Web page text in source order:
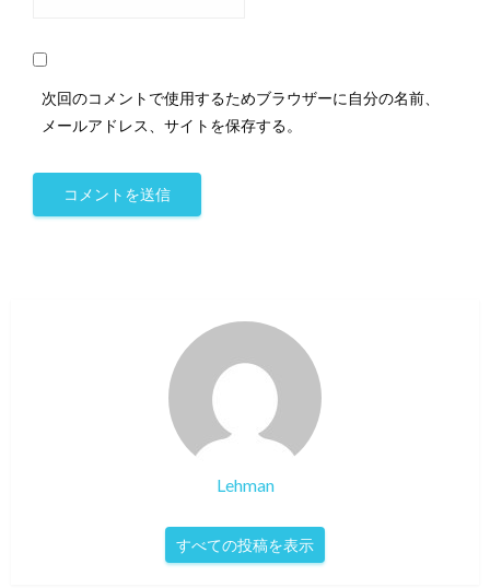
次回のコメントで使用するためブラウザーに自分の名前、
メールアドレス、サイトを保存する。
Lehman
すべての投稿を表示